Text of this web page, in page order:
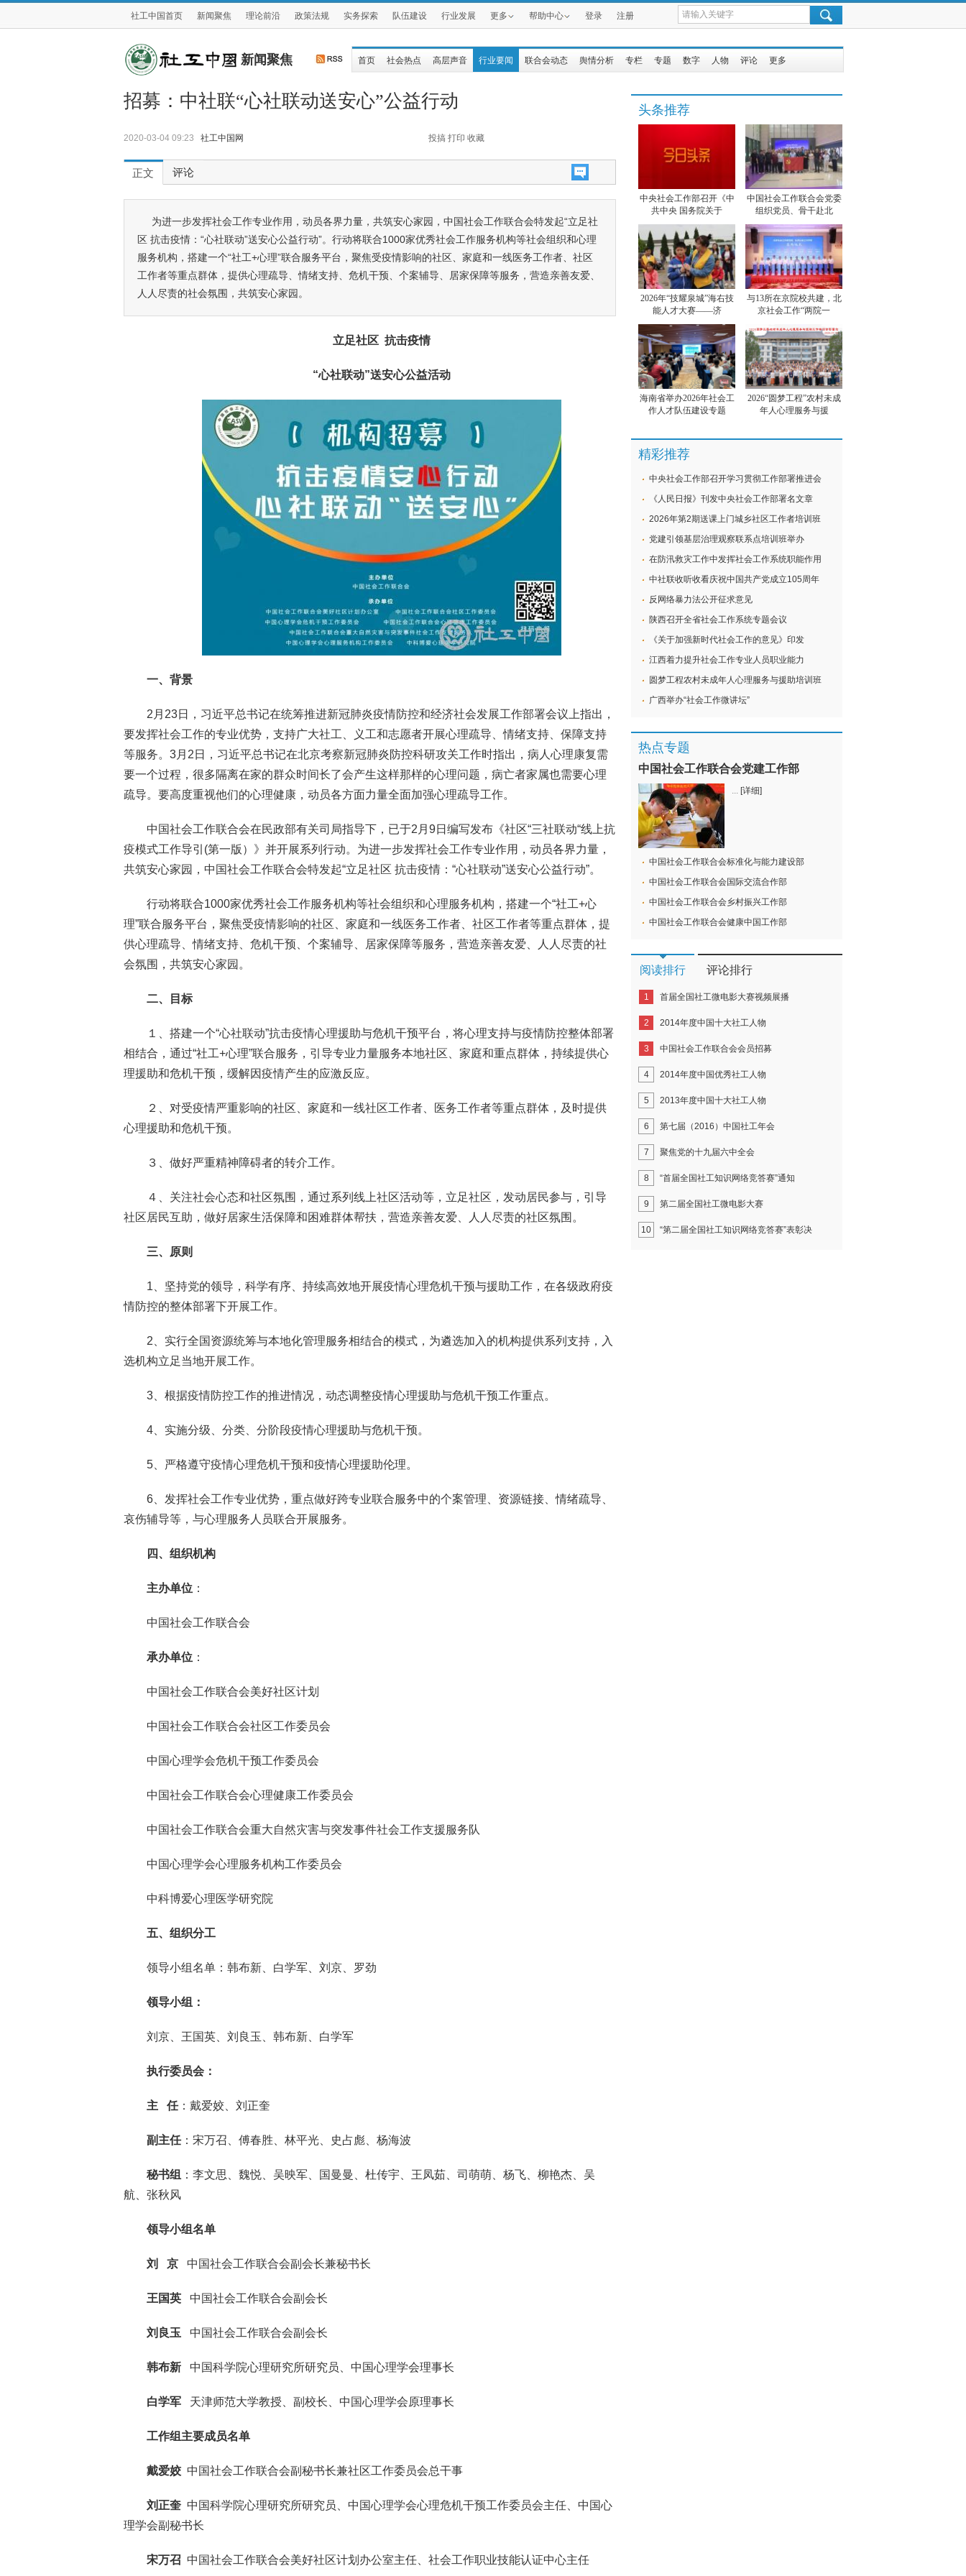
社工中国首页 新闻聚焦 理论前沿 政策法规 实务探索 队伍建设 行业发展 更多 帮助中心 登录 注册
新闻聚焦 首页 社会热点 高层声音 行业要闻 联合会动态 舆情分析 专栏 专题 数字 人物 评论 更多
招募：中社联“心社联动送安心”公益行动
2020-03-04 09:23 社工中国网 投搞 打印 收藏
正文 评论
为进一步发挥社会工作专业作用，动员各界力量，共筑安心家园，中国社会工作联合会特发起“立足社
区 抗击疫情：“心社联动”送安心公益行动”。行动将联合1000家优秀社会工作服务机构等社会组织和心理
服务机构，搭建一个“社工+心理”联合服务平台，聚焦受疫情影响的社区、家庭和一线医务工作者、社区
工作者等重点群体，提供心理疏导、情绪支持、危机干预、个案辅导、居家保障等服务，营造亲善友爱、
人人尽责的社会氛围，共筑安心家园。
立足社区 抗击疫情
“心社联动”送安心公益活动
一、背景
2月23日，习近平总书记在统筹推进新冠肺炎疫情防控和经济社会发展工作部署会议上指出，
要发挥社会工作的专业优势，支持广大社工、义工和志愿者开展心理疏导、情绪支持、保障支持
等服务。3月2日，习近平总书记在北京考察新冠肺炎防控科研攻关工作时指出，病人心理康复需
要一个过程，很多隔离在家的群众时间长了会产生这样那样的心理问题，病亡者家属也需要心理
疏导。要高度重视他们的心理健康，动员各方面力量全面加强心理疏导工作。
中国社会工作联合会在民政部有关司局指导下，已于2月9日编写发布《社区“三社联动“线上抗
疫模式工作导引(第一版）》并开展系列行动。为进一步发挥社会工作专业作用，动员各界力量，
共筑安心家园，中国社会工作联合会特发起“立足社区 抗击疫情：“心社联动”送安心公益行动”。
行动将联合1000家优秀社会工作服务机构等社会组织和心理服务机构，搭建一个“社工+心
理”联合服务平台，聚焦受疫情影响的社区、家庭和一线医务工作者、社区工作者等重点群体，提
供心理疏导、情绪支持、危机干预、个案辅导、居家保障等服务，营造亲善友爱、人人尽责的社
会氛围，共筑安心家园。
二、目标
１、搭建一个“心社联动”抗击疫情心理援助与危机干预平台，将心理支持与疫情防控整体部署
相结合，通过“社工+心理”联合服务，引导专业力量服务本地社区、家庭和重点群体，持续提供心
理援助和危机干预，缓解因疫情产生的应激反应。
２、对受疫情严重影响的社区、家庭和一线社区工作者、医务工作者等重点群体，及时提供
心理援助和危机干预。
３、做好严重精神障碍者的转介工作。
４、关注社会心态和社区氛围，通过系列线上社区活动等，立足社区，发动居民参与，引导
社区居民互助，做好居家生活保障和困难群体帮扶，营造亲善友爱、人人尽责的社区氛围。
三、原则
1、坚持党的领导，科学有序、持续高效地开展疫情心理危机干预与援助工作，在各级政府疫
情防控的整体部署下开展工作。
2、实行全国资源统筹与本地化管理服务相结合的模式，为遴选加入的机构提供系列支持，入
选机构立足当地开展工作。
3、根据疫情防控工作的推进情况，动态调整疫情心理援助与危机干预工作重点。
4、实施分级、分类、分阶段疫情心理援助与危机干预。
5、严格遵守疫情心理危机干预和疫情心理援助伦理。
6、发挥社会工作专业优势，重点做好跨专业联合服务中的个案管理、资源链接、情绪疏导、
哀伤辅导等，与心理服务人员联合开展服务。
四、组织机构
主办单位 ：
中国社会工作联合会
承办单位 ：
中国社会工作联合会美好社区计划
中国社会工作联合会社区工作委员会
中国心理学会危机干预工作委员会
中国社会工作联合会心理健康工作委员会
中国社会工作联合会重大自然灾害与突发事件社会工作支援服务队
中国心理学会心理服务机构工作委员会
中科博爱心理医学研究院
五、组织分工
领导小组名单：韩布新、白学军、刘京、罗劲
领导小组：
刘京、王国英、刘良玉、韩布新、白学军
执行委员会：
主 任：戴爱姣、刘正奎
副主任：宋万召、傅春胜、林平光、史占彪、杨海波
秘书组 ：李文思、魏悦、吴映军、国曼曼、杜传宇、王凤茹、司萌萌、杨飞、柳艳杰、吴
航、张秋风
领导小组名单
刘 京 中国社会工作联合会副会长兼秘书长
王国英 中国社会工作联合会副会长
刘良玉 中国社会工作联合会副会长
韩布新 中国科学院心理研究所研究员、中国心理学会理事长
白学军 天津师范大学教授、副校长、中国心理学会原理事长
工作组主要成员名单
戴爱姣 中国社会工作联合会副秘书长兼社区工作委员会总干事
刘正奎 中国科学院心理研究所研究员、中国心理学会心理危机干预工作委员会主任、中国心
理学会副秘书长
宋万召 中国社会工作联合会美好社区计划办公室主任、社会工作职业技能认证中心主任
头条推荐
中央社会工作部召开《中
共中央 国务院关于
中国社会工作联合会党委
组织党员、骨干赴北
2026年“技耀泉城”海右技
能人才大赛——济
与13所在京院校共建，北
京社会工作“两院一
海南省举办2026年社会工
作人才队伍建设专题
2026“圆梦工程”农村未成
年人心理服务与援
精彩推荐
中央社会工作部召开学习贯彻工作部署推进会
《人民日报》刊发中央社会工作部署名文章
2026年第2期送课上门城乡社区工作者培训班
党建引领基层治理观察联系点培训班举办
在防汛救灾工作中发挥社会工作系统职能作用
中社联收听收看庆祝中国共产党成立105周年
反网络暴力法公开征求意见
陕西召开全省社会工作系统专题会议
《关于加强新时代社会工作的意见》印发
江西着力提升社会工作专业人员职业能力
圆梦工程农村未成年人心理服务与援助培训班
广西举办“社会工作微讲坛”
热点专题
中国社会工作联合会党建工作部
... [详细]
中国社会工作联合会标准化与能力建设部
中国社会工作联合会国际交流合作部
中国社会工作联合会乡村振兴工作部
中国社会工作联合会健康中国工作部
阅读排行 评论排行
1 首届全国社工微电影大赛视频展播
2 2014年度中国十大社工人物
3 中国社会工作联合会会员招募
4 2014年度中国优秀社工人物
5 2013年度中国十大社工人物
6 第七届（2016）中国社工年会
7 聚焦党的十九届六中全会
8 “首届全国社工知识网络竞答赛”通知
9 第二届全国社工微电影大赛
10 “第二届全国社工知识网络竞答赛”表彰决